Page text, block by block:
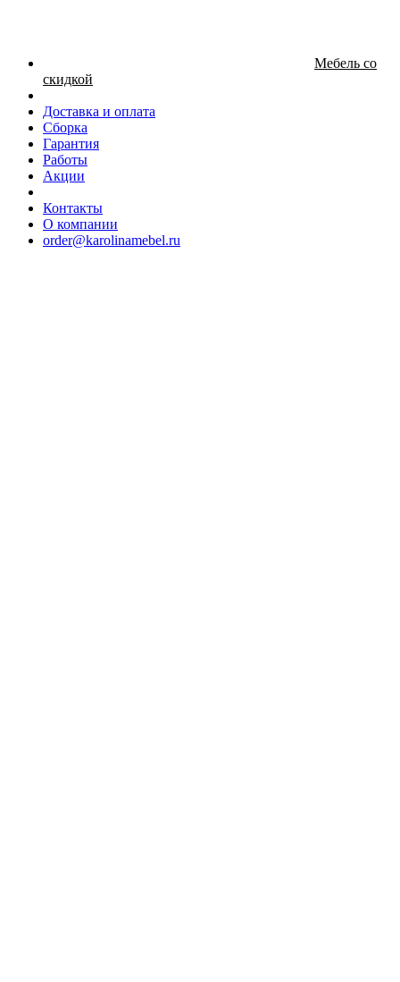
Мебель со
скидкой
Доставка и оплата
Сборка
Гарантия
Работы
Акции
Контакты
О компании
order@karolinamebel.ru